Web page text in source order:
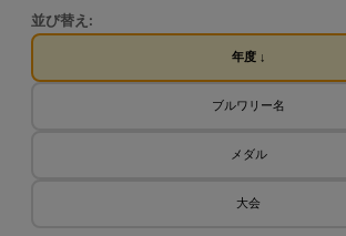
並び替え:
年度 ↓
ブルワリー名
メダル
大会